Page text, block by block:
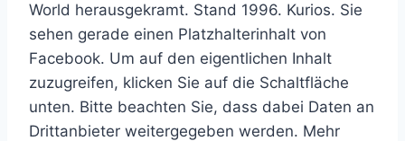
World herausgekramt. Stand 1996. Kurios. Sie
sehen gerade einen Platzhalterinhalt von
Facebook. Um auf den eigentlichen Inhalt
zuzugreifen, klicken Sie auf die Schaltfläche
unten. Bitte beachten Sie, dass dabei Daten an
Drittanbieter weitergegeben werden. Mehr